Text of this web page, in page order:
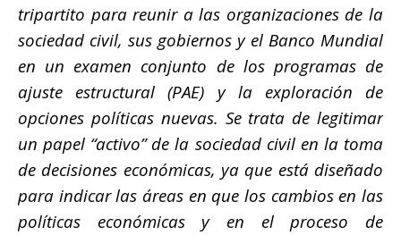
tripartito para reunir a las organizaciones de la
sociedad civil, sus gobiernos y el Banco Mundial
en un examen conjunto de los programas de
ajuste estructural (PAE) y la exploración de
opciones políticas nuevas. Se trata de legitimar
un papel “activo” de la sociedad civil en la toma
de decisiones económicas, ya que está diseñado
para indicar las áreas en que los cambios en las
políticas económicas y en el proceso de